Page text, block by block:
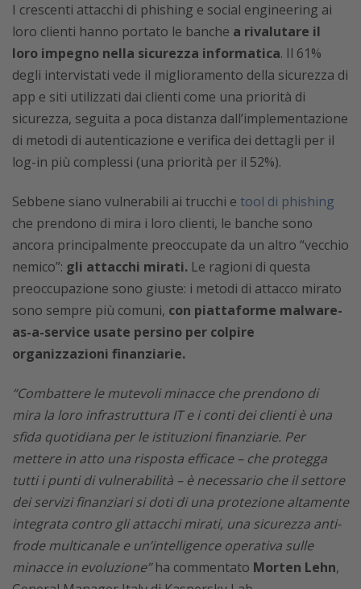
I crescenti attacchi di phishing e social engineering ai
loro clienti hanno portato le banche a rivalutare il
loro impegno nella sicurezza informatica. Il 61%
degli intervistati vede il miglioramento della sicurezza di
app e siti utilizzati dai clienti come una priorità di
sicurezza, seguita a poca distanza dall’implementazione
di metodi di autenticazione e verifica dei dettagli per il
log-in più complessi (una priorità per il 52%).
Sebbene siano vulnerabili ai trucchi e tool di phishing
che prendono di mira i loro clienti, le banche sono
ancora principalmente preoccupate da un altro “vecchio
nemico”: gli attacchi mirati. Le ragioni di questa
preoccupazione sono giuste: i metodi di attacco mirato
sono sempre più comuni, con piattaforme malware-
as-a-service usate persino per colpire
organizzazioni finanziarie.
“Combattere le mutevoli minacce che prendono di
mira la loro infrastruttura IT e i conti dei clienti è una
sfida quotidiana per le istituzioni finanziarie. Per
mettere in atto una risposta efficace – che protegga
tutti i punti di vulnerabilità – è necessario che il settore
dei servizi finanziari si doti di una protezione altamente
integrata contro gli attacchi mirati, una sicurezza anti-
frode multicanale e un’intelligence operativa sulle
minacce in evoluzione”ha commentato Morten Lehn,